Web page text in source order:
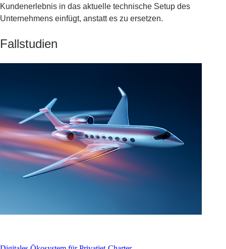
Kundenerlebnis in das aktuelle technische Setup des
Unternehmens einfügt, anstatt es zu ersetzen.
Fallstudien